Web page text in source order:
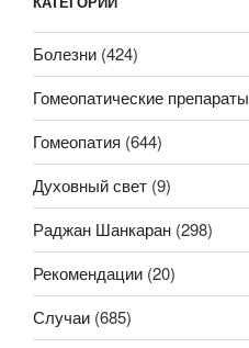
Болезни (424)
Гомеопатические препараты
Гомеопатия (644)
Духовный свет (9)
Раджан Шанкаран (298)
Рекомендации (20)
Случаи (685)